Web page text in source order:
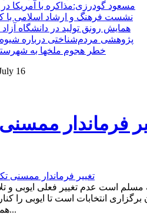
مسعود گودرزی:مذاکره با
نشست فرهنگ و ارشاد اسلامی با
همایش رونق تولید در دانشگاه
پژوهشی مردم‌شناختی درباره
خطر هجوم ملخها به
16
فرماندار
مسلم است عدم تغییر فعلی ایوبی و
برگزاری انتخابات است تا ایوبی را
همین فردا رخ دهد، چرا که همین...